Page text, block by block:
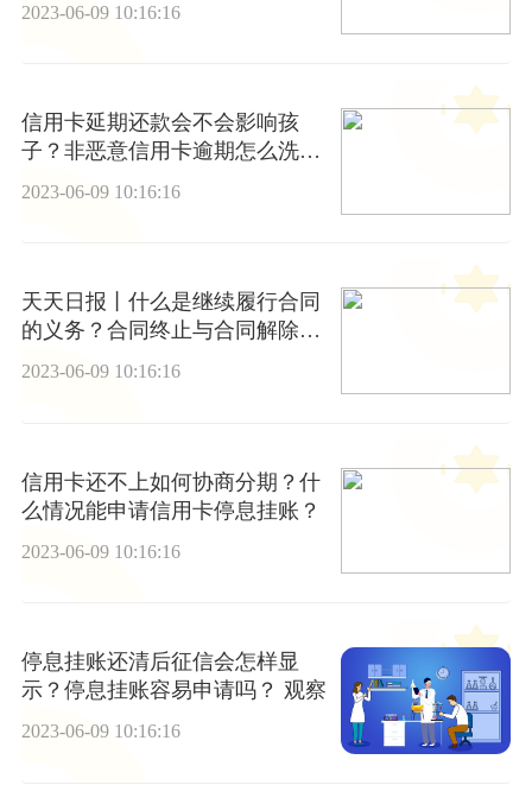
2023-06-09 10:16:16
信用卡延期还款会不会影响孩
子？非恶意信用卡逾期怎么洗
2023-06-09 10:16:16
天天日报丨什么是继续履行合同
的义务？合同终止与合同解除的
区别有哪些？
2023-06-09 10:16:16
信用卡还不上如何协商分期？什
么情况能申请信用卡停息挂账？
2023-06-09 10:16:16
停息挂账还清后征信会怎样显
示？停息挂账容易申请吗？ 观察
2023-06-09 10:16:16